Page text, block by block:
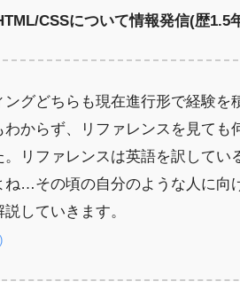
CSSについて情報発信(歴1.5
グどちらも現在進行形で経験を
からず、リファレンスを見ても
リファレンスは英語を訳してい
ね…その頃の自分のような人に向
していきます。